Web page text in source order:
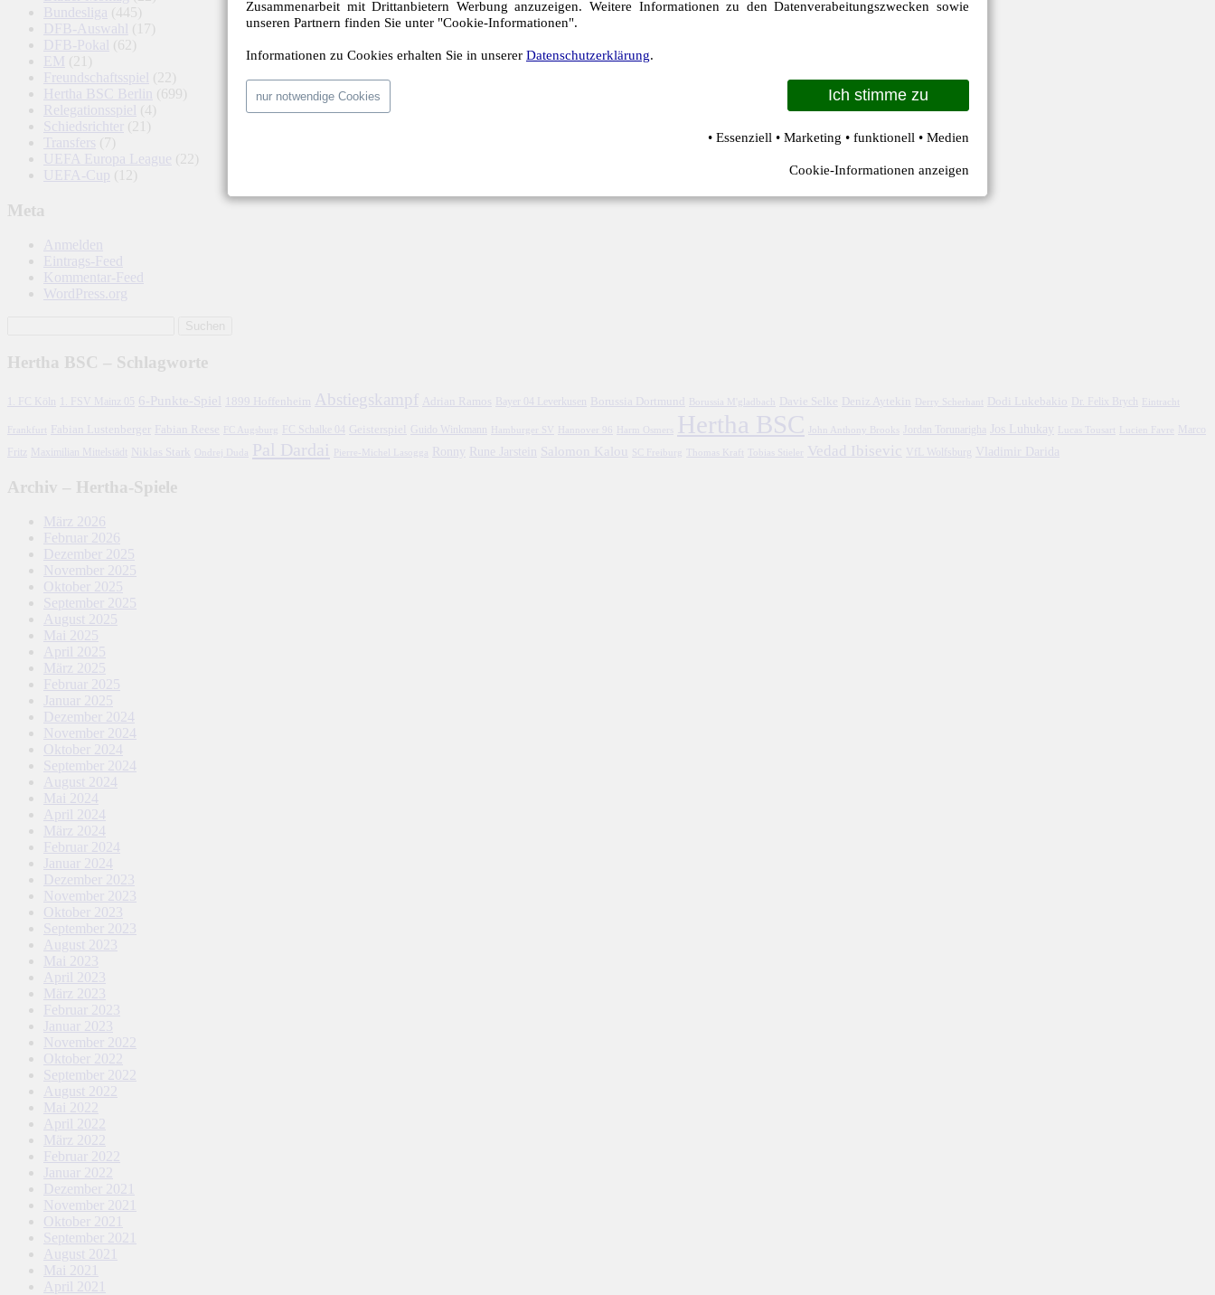
Bundesliga (445)
DFB-Auswahl
(17)
DFB-Pokal (62)
EM (21)
Freundschaftsspiel (22)
Hertha BSC Berlin
(699)
Relegationsspiel (4)
Schiedsrichter
(21)
Transfers (7)
UEFA Europa League (22)
UEFA-Cup (12)
Meta
Anmelden
Eintrags-Feed
Kommentar-Feed
WordPress.org
Hertha BSC – Schlagworte
1. FC Köln 1. FSV Mainz 05 6-Punkte-Spiel 1899 Hoffenheim Abstiegskampf Adrian Ramos Bayer 04 Leverkusen Borussia Dortmund Borussia M'gladbach Davie Selke Deniz Aytekin Derry Scherhant Dodi Lukebakio Dr. Felix Brych
Fabian Lustenberger Fabian Reese FC Schalke 04 Geisterspiel Guido Winkmann Hamburger SV Hertha BSC Jordan Torunarigha Jos Luhukay
Marco
Fritz
Maximilian Mittelstädt Niklas Stark Pal Dardai Pierre-Michel Lasogga Ronny Rune Jarstein Salomon Kalou SC Freiburg Thomas Kraft Tobias Stieler Vedad Ibisevic VfL Wolfsburg Vladimir Darida
Archiv – Hertha-Spiele
März 2026
Februar 2026
Dezember 2025
November 2025
Oktober 2025
September 2025
August 2025
Mai 2025
April 2025
März 2025
Februar 2025
Januar 2025
Dezember 2024
November 2024
Oktober 2024
September 2024
August 2024
Mai 2024
April 2024
März 2024
Februar 2024
Januar 2024
Dezember 2023
November 2023
Oktober 2023
September 2023
August 2023
Mai 2023
April 2023
März 2023
Februar 2023
Januar 2023
November 2022
Oktober 2022
September 2022
August 2022
Mai 2022
April 2022
März 2022
Februar 2022
Januar 2022
Dezember 2021
November 2021
Oktober 2021
September 2021
August 2021
Mai 2021
April 2021
Zusammenarbeit mit Drittanbietern Werbung anzuzeigen. Weitere Informationen zu den Datenverabeitungszwecken sowie
unseren Partnern finden Sie unter "Cookie-Informationen".
Informationen zu Cookies erhalten Sie in unserer Datenschutzerklärung.
nur notwendige Cookies Ich stimme zu
• Essenziell • Marketing • funktionell • Medien
Cookie-Informationen anzeigen